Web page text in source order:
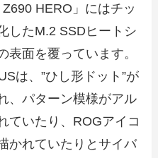
HERO」にはチッ
したM.2 SSDヒートシ
表面を覆っています。
は、”ひし形ドット”が
、パターン模様がアル
ていたり、ROGアイコ
かれていたりとサイバ